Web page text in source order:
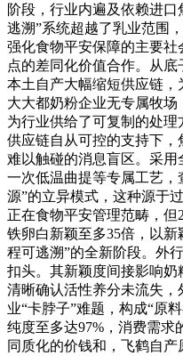
阶段，行业内遍及依赖进
逃溯”系统超越了乳业范围
强化食物平安保障的主要
点的差同化价值合作。从
本土自产大幅缩短供应链，
大大都奶粉企业无专属牧
为行业供给了可复制的处
供应链自从可控的支持下
难以触碰的消息盲区。采
一次低温曲提等专属工艺，
源”的立异模式，这种源于
正在食物平安管理范畴，
铁卵白新颖至多35倍，以
程可逃溯”的全新阶段。外
扣头。其新颖度间接影响奶
清晰确认活性养分未流失
业“卡脖子”难题，构成“原
纯度至多达97%，消费需求
同质化的价钱和，飞鹤自